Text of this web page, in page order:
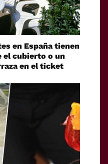
en España tienen
cubierto o un
en el ticket